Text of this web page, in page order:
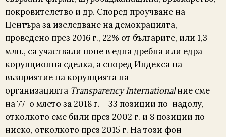
покровителство и др. Според проучване на
Центъра за изследване на демокрацията,
проведено през 2016 г., 22% от българите, или 1,3
млн., са участвали поне в една дребна или едра
корупционна сделка, а според Индекса на
възприятие на корупцията на
организацията Transparency Internationalние сме
на 77-о място за 2018 г. – 33 позиции по-надолу,
отколкото сме били през 2002 г. и 8 позиции по-
ниско, отколкото през 2015 г. На този фон